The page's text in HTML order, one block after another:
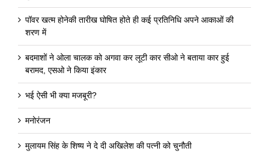
पॉवर खत्म होनेकी तारीख घोषित होते ही कई प्रतिनिधि अपने आकाओं की
शरण में
बदमाशों ने ओला चालक को अगवा कर लूटी कार सीओ ने बताया कार हुई
बरामद, एसओ ने किया इंकार
भई ऐसी भी क्या मजबूरी?
मनोरंजन
मुलायम सिंह के शिष्य ने दे दी अखिलेश की पत्नी को चुनौती